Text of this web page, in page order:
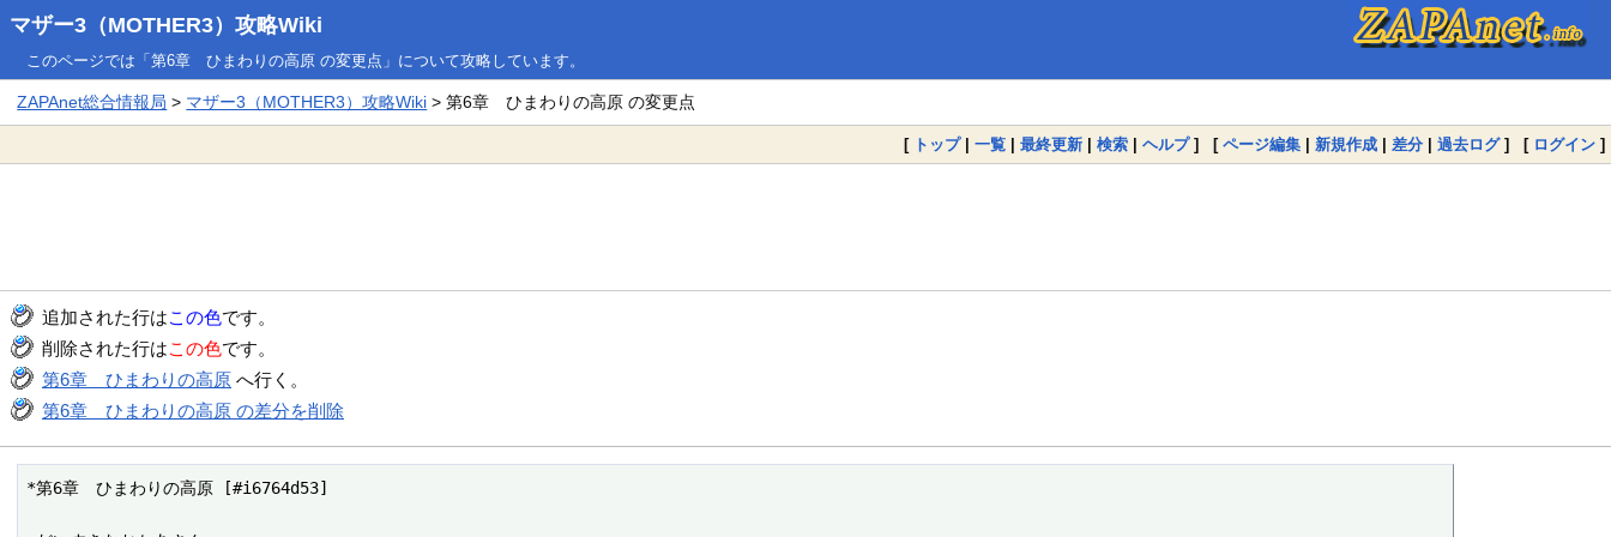
マザー3（MOTHER3）攻略Wiki
このページでは「第6章 ひまわりの高原 の変更点」について攻略しています。
ZAPAnet総合情報局 > マザー3（MOTHER3）攻略Wiki > 第6章 ひまわりの高原 の変更点
[ トップ| 一覧 | 最終更新 | 検索 | ヘルプ] [ ページ編集 | 新規作成 | 差分 | 過去ログ] [ ログイン ]
追加された行はこの色です。
削除された行はこの色です。
第6章 ひまわりの高原 へ行く。
第6章 ひまわりの高原 の差分を削除
*第6章　ひまわりの高原 [#i6764d53]